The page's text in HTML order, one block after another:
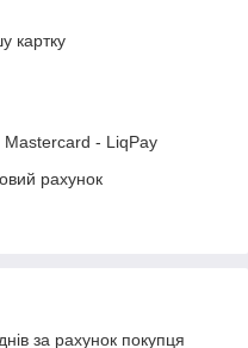
картку
- LiqPay
рахунок
за рахунок покупця